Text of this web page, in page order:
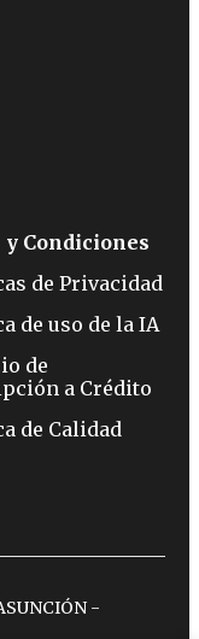
y Condiciones
de Privacidad
de uso de la IA
de
a Crédito
de Calidad
-